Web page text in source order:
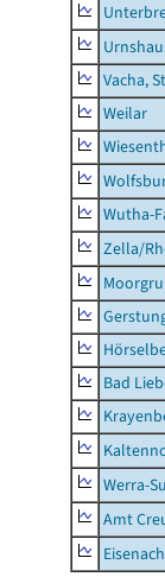
Vacha,
Weilar
Wutha-
Zella/
Bad
Werra-
Amt